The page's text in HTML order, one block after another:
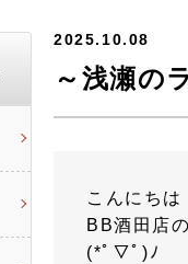
2025.10.08
～浅瀬の
こんにちは
BB酒田店
(*ﾟ▽ﾟ)ﾉ